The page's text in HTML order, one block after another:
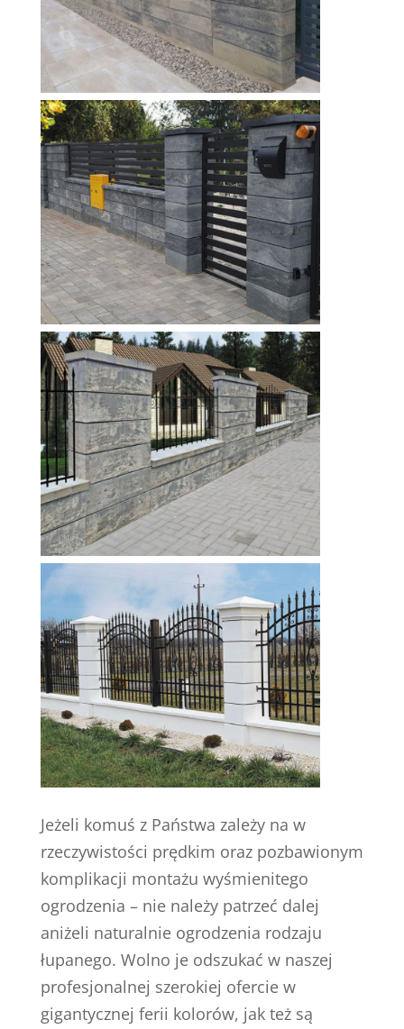
Jeżeli komuś z Państwa zależy na w
rzeczywistości prędkim oraz pozbawionym
komplikacji montażu wyśmienitego
ogrodzenia – nie należy patrzeć dalej
aniżeli naturalnie ogrodzenia rodzaju
łupanego. Wolno je odszukać w naszej
profesjonalnej szerokiej ofercie w
gigantycznej ferii kolorów, jak też są